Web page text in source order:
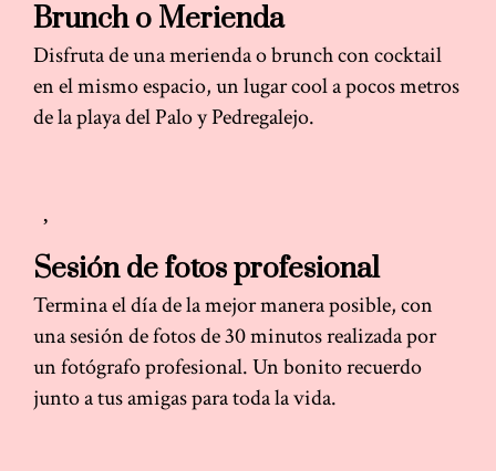
Brunch o Merienda
Disfruta de una merienda o brunch con cocktail
en el mismo espacio, un lugar cool a pocos metros
de la playa del Palo y Pedregalejo.
Sesión de fotos profesional
Termina el día de la mejor manera posible, con
una sesión de fotos de 30 minutos realizada por
un fotógrafo profesional. Un bonito recuerdo
junto a tus amigas para toda la vida.